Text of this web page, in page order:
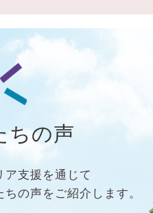
ちの声
ア支援を通じて
ちの声を ご紹介します。
進路・キャリア
地域活動
セス
お問い合わせ
ップ